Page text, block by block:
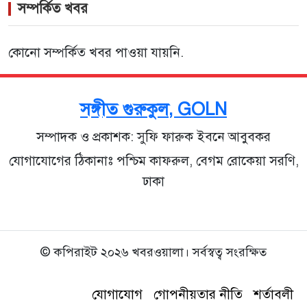
সম্পর্কিত খবর
কোনো সম্পর্কিত খবর পাওয়া যায়নি.
সঙ্গীত গুরুকুল, GOLN
সম্পাদক ও প্রকাশক: সুফি ফারুক ইবনে আবুবকর
যোগাযোগের ঠিকানাঃ পশ্চিম কাফরুল, বেগম রোকেয়া সরণি,
ঢাকা
© কপিরাইট ২০২৬ খবরওয়ালা। সর্বস্বত্ব সংরক্ষিত
যোগাযোগ গোপনীয়তার নীতি শর্তাবলী